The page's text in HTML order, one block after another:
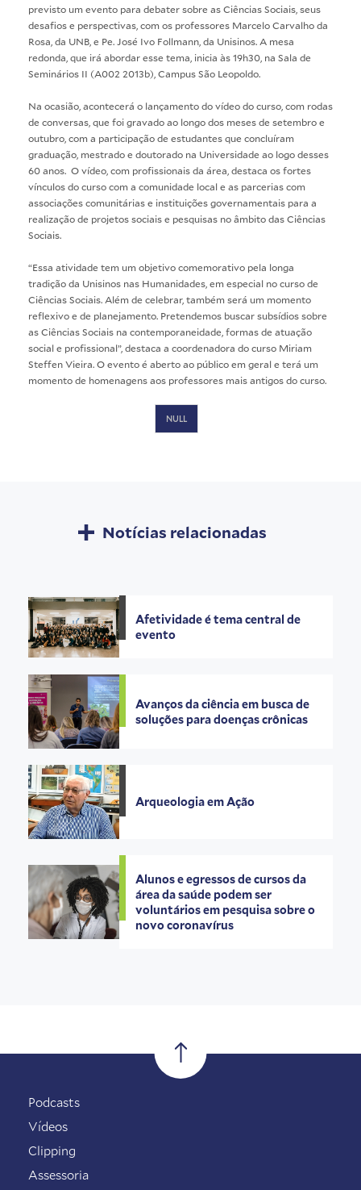
previsto um evento para debater sobre as Ciências Sociais, seus
desafios e perspectivas, com os professores Marcelo Carvalho da
Rosa, da UNB, e Pe. José Ivo Follmann, da Unisinos. A mesa
redonda, que irá abordar esse tema, inicia às 19h30, na Sala de
Seminários II (A002 2013b), Campus São Leopoldo.
Na ocasião, acontecerá o lançamento do vídeo do curso, com rodas
de conversas, que foi gravado ao longo dos meses de setembro e
outubro, com a participação de estudantes que concluíram
graduação, mestrado e doutorado na Universidade ao logo desses
60 anos. O vídeo, com profissionais da área, destaca os fortes
vínculos do curso com a comunidade local e as parcerias com
associações comunitárias e instituições governamentais para a
realização de projetos sociais e pesquisas no âmbito das Ciências
Sociais.
“Essa atividade tem um objetivo comemorativo pela longa
tradição da Unisinos nas Humanidades, em especial no curso de
Ciências Sociais. Além de celebrar, também será um momento
reflexivo e de planejamento. Pretendemos buscar subsídios sobre
as Ciências Sociais na contemporaneidade, formas de atuação
social e profissional”, destaca a coordenadora do curso Miriam
Steffen Vieira. O evento é aberto ao público em geral e terá um
momento de homenagens aos professores mais antigos do curso.
NULL
Notícias relacionadas
Afetividade é tema central de
evento
Avanços da ciência em busca de
soluções para doenças crônicas
Arqueologia em Ação
Alunos e egressos de cursos da
área da saúde podem ser
voluntários em pesquisa sobre o
novo coronavírus
Podcasts
Vídeos
Clipping
Assessoria